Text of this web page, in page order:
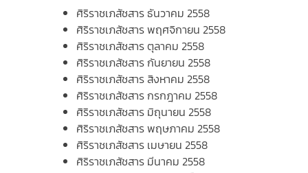
ศิริราชเภสัชสาร ธันวาคม 2558
ศิริราชเภสัชสาร พฤศจิกายน 2558
ศิริราชเภสัชสาร ตุลาคม 2558
ศิริราชเภสัชสาร กันยายน 2558
ศิริราชเภสัชสาร สิงหาคม 2558
ศิริราชเภสัชสาร กรกฎาคม 2558
ศิริราชเภสัชสาร มิถุนายน 2558
ศิริราชเภสัชสาร พฤษภาคม 2558
ศิริราชเภสัชสาร เมษายน 2558
ศิริราชเภสัชสาร มีนาคม 2558